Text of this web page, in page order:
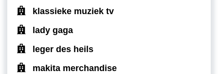
klassieke muziek tv
lady gaga
leger des heils
makita merchandise